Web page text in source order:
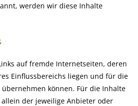
werden wir diese Inhalte
auf fremde Internetseiten, deren
Einflussbereichs liegen und für die
können. Für die Inhalte
der jeweilige Anbieter oder